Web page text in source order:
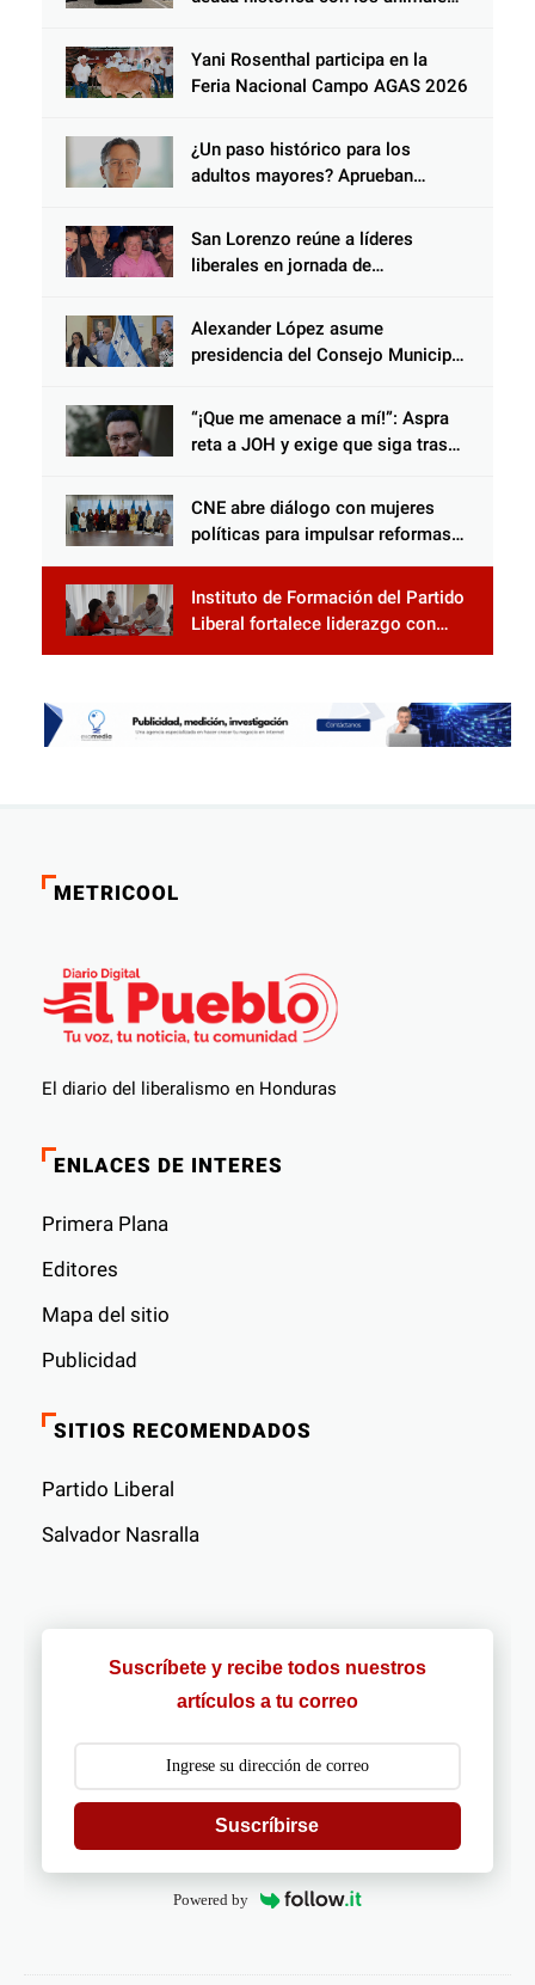
peso de la ley al responsable de
Choloma es consolidar un Estado
que protege al verdugo y
Yani Rosenthal participa en la
Feria Nacional Campo AGAS 2026
¿Un paso histórico para los
adultos mayores? Aprueban
Salomón Nazar para fortalecer su
protección en Honduras
San Lorenzo reúne a líderes
liberales en jornada de
Alexander López asume
presidencia del Consejo Municipal
Censo Nacional 2026
“¡Que me amenace a mí!”: Aspra
reta a JOH y exige que siga tras
CNE abre diálogo con mujeres
políticas para impulsar reformas
Instituto de Formación del Partido
Liberal fortalece liderazgo con
METRICOOL
El diario del liberalismo en Honduras
ENLACES DE INTERES
Primera Plana
Editores
Mapa del sitio
Publicidad
SITIOS RECOMENDADOS
Partido Liberal
Salvador Nasralla
Suscríbete y recibe todos nuestros
artículos a tu correo
Suscríbirse
Powered by